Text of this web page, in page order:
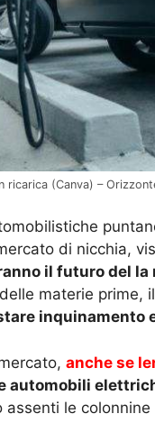
ricarica (Canva) –
di nicchia,
il futuro del la
materie prime,
inquinamento
anche se
automobili
assenti le